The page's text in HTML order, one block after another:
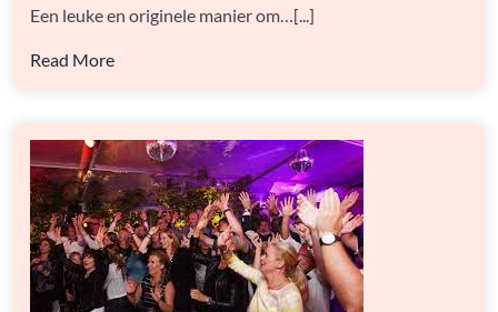
Een leuke en originele manier om…[...]
Read More